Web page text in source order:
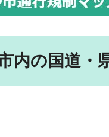
内の国道・